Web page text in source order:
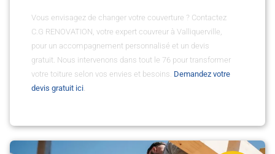
Vous envisagez de changer votre couverture ? Contactez
C.G RENOVATION, votre expert couvreur à Valliquerville,
pour un accompagnement personnalisé et un devis
gratuit. Nous intervenons dans tout le 76 pour transformer
votre toiture selon vos envies et besoins. Demandez votre
devis gratuit ici.